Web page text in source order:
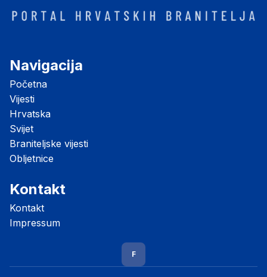
Navigacija
Početna
Vijesti
Hrvatska
Svijet
Braniteljske vijesti
Obljetnice
Kontakt
Kontakt
Impressum
F